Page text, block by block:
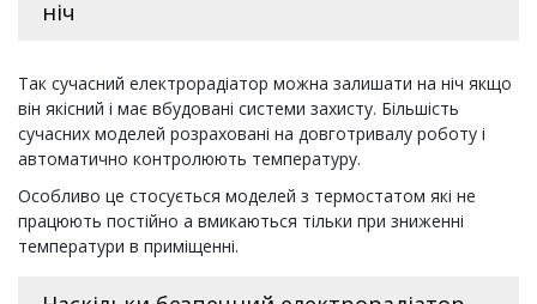
ніч
Так сучасний електрорадіатор можна залишати на ніч якщо
він якісний і має вбудовані системи захисту. Більшість
сучасних моделей розраховані на довготривалу роботу і
автоматично контролюють температуру.
Особливо це стосується моделей з термостатом які не
працюють постійно а вмикаються тільки при зниженні
температури в приміщенні.